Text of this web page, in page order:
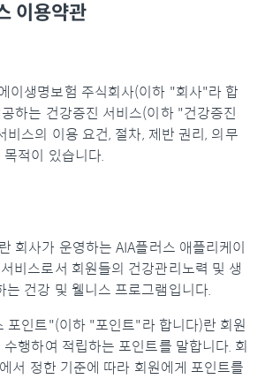
이용약관
이생명보험 주식회사(이하 "회사"라 합
하는 건강증진 서비스(이하 "건강증진
비스의 이용 요건, 절차, 제반 권리, 의무
적이 있습니다.
회사가 운영하는 AIA플러스 애플리케이
비스로서 회원들의 건강관리노력 및 생
는 건강 및 웰니스 프로그램입니다.
인트"(이하 "포인트"라 합니다)란 회원
행하여 적립하는 포인트를 말합니다. 회
서 정한 기준에 따라 회원에게 포인트를